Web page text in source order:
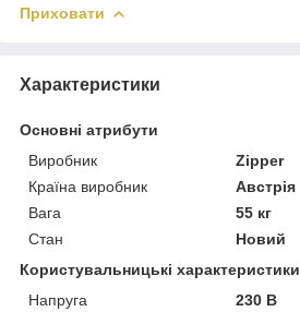
Приховати
Характеристики
Основні атрибути
Виробник
Zipper
Країна виробник
Австрія
Вага
55 кг
Стан
Новий
Користувальницькі характеристики
Напруга
230 В